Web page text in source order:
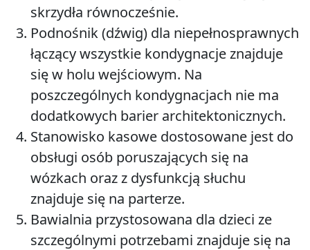
skrzydła równocześnie.
Podnośnik (dźwig) dla niepełnosprawnych
łączący wszystkie kondygnacje znajduje
się w holu wejściowym. Na
poszczególnych kondygnacjach nie ma
dodatkowych barier architektonicznych.
Stanowisko kasowe dostosowane jest do
obsługi osób poruszających się na
wózkach oraz z dysfunkcją słuchu
znajduje się na parterze.
Bawialnia przystosowana dla dzieci ze
szczególnymi potrzebami znajduje się na